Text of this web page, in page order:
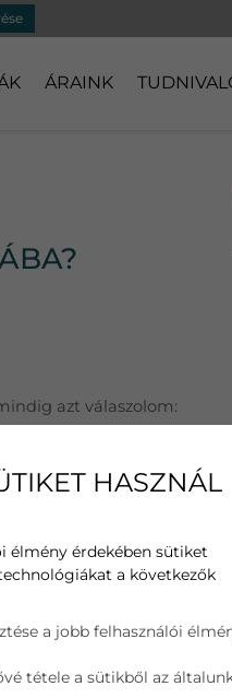
ÁRAINK
azt válaszolom:
HASZNÁL
élmény érdekében sütiket
a következők
a jobb felhasználói
tétele a sütikből az